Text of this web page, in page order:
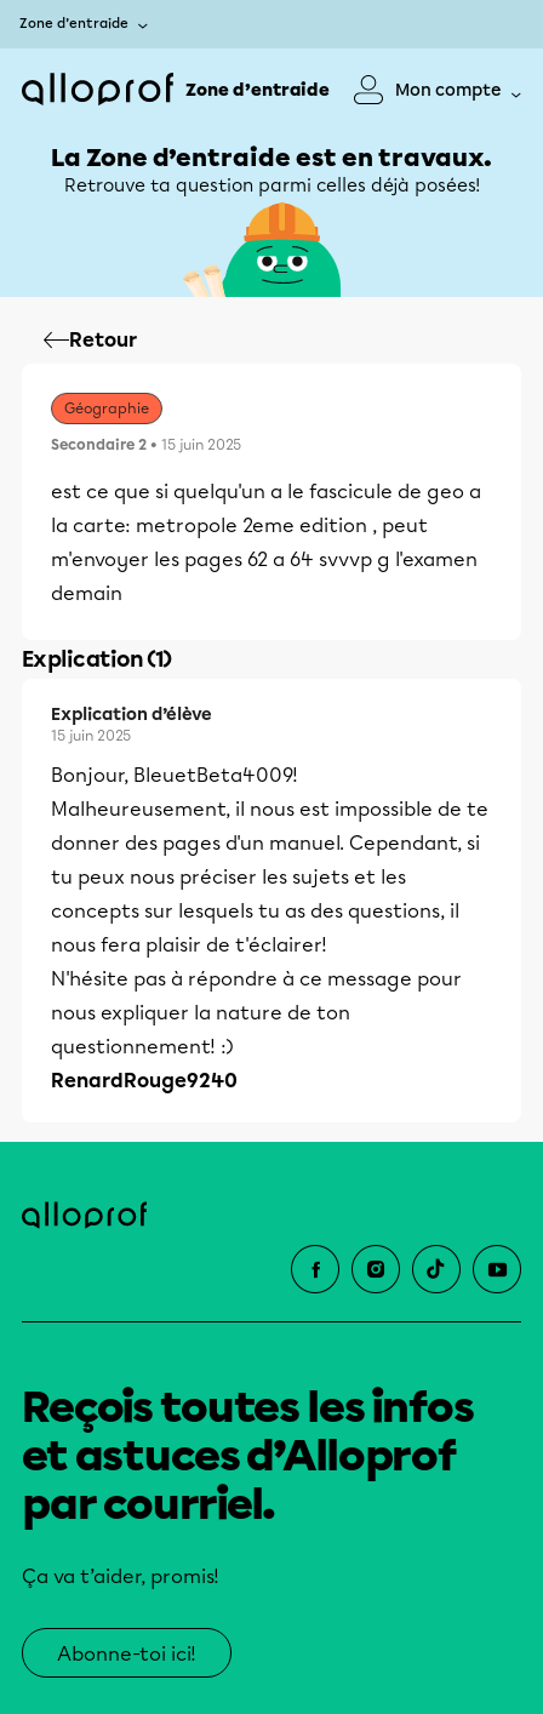
Zone d’entraide
Zone d’entraide Mon compte
La Zone d’entraide est en travaux.
Retrouve ta question parmi celles déjà posées!
Retour
Géographie
Secondaire 2 • 15 juin 2025
est ce que si quelqu'un a le fascicule de geo a
la carte: metropole 2eme edition , peut
m'envoyer les pages 62 a 64 svvvp g l'examen
demain
Explication (1)
Explication d’élève
15 juin 2025
Bonjour, BleuetBeta4009!
Malheureusement, il nous est impossible de te
donner des pages d'un manuel. Cependant, si
tu peux nous préciser les sujets et les
concepts sur lesquels tu as des questions, il
nous fera plaisir de t'éclairer!
N'hésite pas à répondre à ce message pour
nous expliquer la nature de ton
questionnement! :)
RenardRouge9240
Reçois toutes les infos
et astuces d’Alloprof
par courriel.
Ça va t’aider, promis!
Abonne-toi ici!